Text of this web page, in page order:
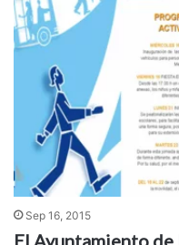
Sep 16, 2015
El Ayuntamiento de